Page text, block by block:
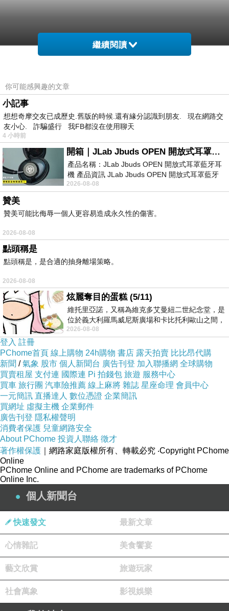
繼續閱讀
你可能感興趣的文章
小記事
想想奇摩交友已成歷史.舊版的時候.還有緣分認識到朋友. 現在網路交
友小心. 詐騙盛行 我FB都沒在使用聊天
4 小時前
開箱｜JLab Jbuds OPEN 開放式耳罩藍牙耳機 - 設計美學，輕巧、透氣、環境音全物理達成！
產品名稱：JLab Jbuds OPEN 開放式耳罩藍牙耳
機 產品資訊 JLab Jbuds OPEN 開放式耳罩藍牙
耳機評語：非常有特色，值得喜愛美型工
2026-08-08
贊美
贊美可能比侮辱一個人更容易造成永久性的傷害。
2026-08-08
點頭稱是
點頭稱是，是合適的抽身離場策略。
2026-08-08
炫麗奪目的蛋糕 (5/11)
維托里亞諾，又稱為維克多艾曼紐二世紀念堂，是
位於義大利羅馬威尼斯廣場和卡比托利歐山之間，
用以紀念統一義大利統一後的的第一位國
2026-08-08
登入 註冊
PChome首頁 線上購物 24h購物 書店 露天拍賣 比比昂代購
新聞 /氣象 股市 個人新聞台 廣告刊登 加入聯播網 全球購物
買賣租屋 支付連 國際連 Pi 拍錢包 旅遊 服務中心
買車 旅行團 汽車險推薦 線上麻將 雜誌 星座命理 會員中心
一元簡訊 直播達人 數位憑證 企業簡訊
買網址 虛擬主機 企業郵件
廣告刊登 隱私權聲明
消費者保護 兒童網路安全
About PChome 投資人聯絡 徵才
著作權保護 ｜網路家庭版權所有、轉載必究 ‧Copyright PChome
Online
PChome Online and PChome are trademarks of PChome
Online Inc.
個人新聞台
快速發文 最新文章
心情雜記 美食饗宴
藝文欣賞 旅遊玩家
社會萬象 影視娛樂